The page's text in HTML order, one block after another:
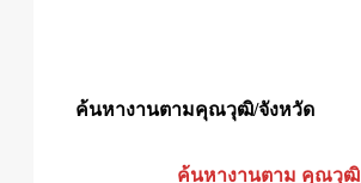
ค้นหางานตามคุณวุฒิ/จังหวัด
ค้นหางานตาม คุณวุฒิ